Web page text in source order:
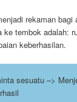
rekaman bagi
ke tembok adalah:
keberhasilan.
sesuatu –>